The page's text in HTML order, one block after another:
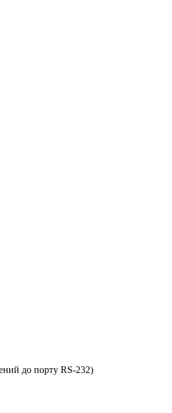
до порту RS-232)